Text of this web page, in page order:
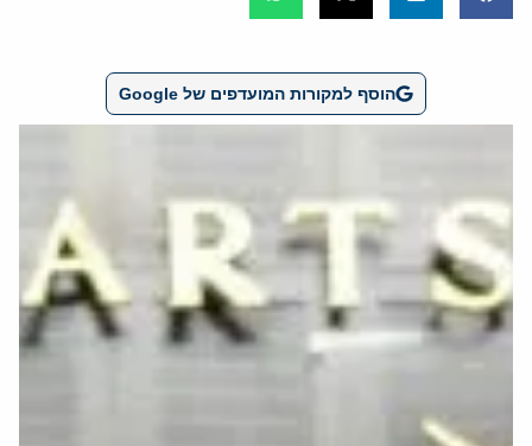
הוסף למקורות המועדפים של Google